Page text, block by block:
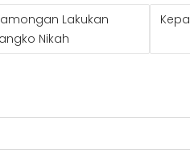
Lakukan
Nikah